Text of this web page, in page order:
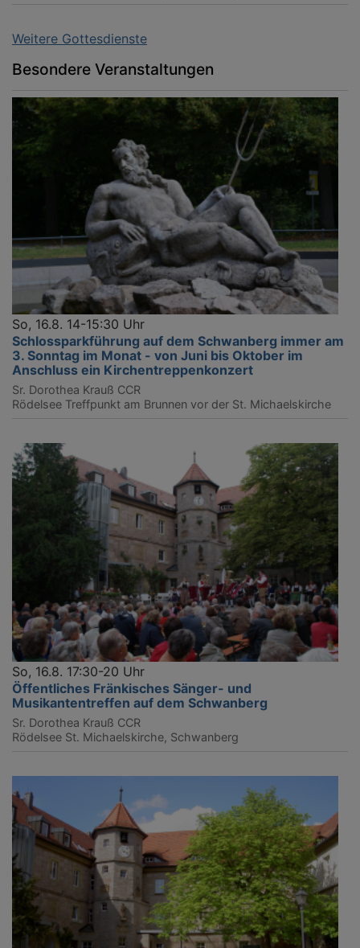
Weitere Gottesdienste
Besondere Veranstaltungen
So, 16.8. 14-15:30 Uhr
Schlossparkführung auf dem Schwanberg immer am
3. Sonntag im Monat - von Juni bis Oktober im
Anschluss ein Kirchentreppenkonzert
Sr. Dorothea Krauß CCR
Rödelsee Treffpunkt am Brunnen vor der St. Michaelskirche
So, 16.8. 17:30-20 Uhr
Öffentliches Fränkisches Sänger- und
Musikantentreffen auf dem Schwanberg
Sr. Dorothea Krauß CCR
Rödelsee St. Michaelskirche, Schwanberg